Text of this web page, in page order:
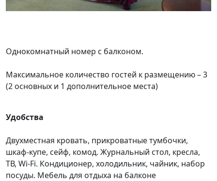
Однокомнатный номер с балконом.
Максимальное количество гостей к размещению – 3
(2 основных и 1 дополнительное места)
Удобства
Двухместная кровать, прикроватные тумбочки,
шкаф-купе, сейф, комод. Журнальный стол, кресла,
ТВ, Wi-Fi. Кондиционер, холодильник, чайник, набор
посуды. Мебель для отдыха на балконе